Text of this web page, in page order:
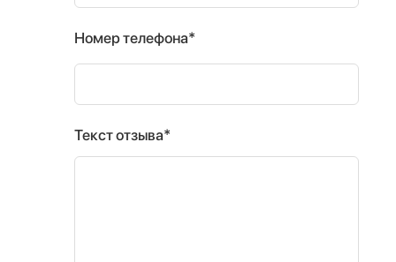
Номер телефона*
Текст отзыва*